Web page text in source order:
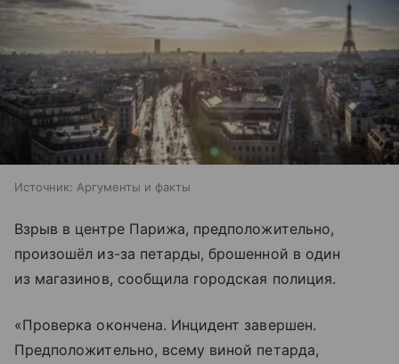
Источник: Аргументы и факты
Взрыв в центре Парижа, предположительно,
произошёл из-за петарды, брошенной в один
из магазинов, сообщила городская полиция.
«Проверка окончена. Инцидент завершен.
Предположительно, всему виной петарда,